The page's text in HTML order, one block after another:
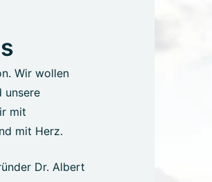
Wir wollen
unsere
mit
mit Herz.
Dr. Albert